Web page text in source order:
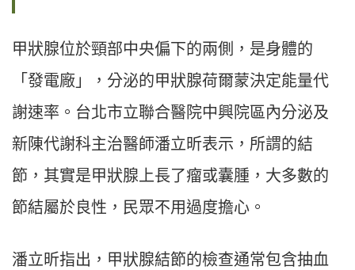
甲狀腺位於頸部中央偏下的兩側，是身體的
「發電廠」，分泌的甲狀腺荷爾蒙決定能量代
謝速率。台北市立聯合醫院中興院區內分泌及
新陳代謝科主治醫師潘立昕表示，所謂的結
節，其實是甲狀腺上長了瘤或囊腫，大多數的
節結屬於良性，民眾不用過度擔心。
潘立昕指出，甲狀腺結節的檢查通常包含抽血